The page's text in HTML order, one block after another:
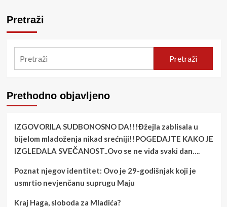
Pretraži
Pretraži
Prethodno objavljeno
IZGOVORILA SUDBONOSNO DA!!!Đžejla zablisala u
bijelom mladoženja nikad srećniji!!POGEDAJTE KAKO JE
IZGLEDALA SVEČANOST..Ovo se ne viđa svaki dan….
Poznat njegov identitet: Ovo je 29-godišnjak koji je
usmrtio nevjenčanu suprugu Maju
Kraj Haga, sloboda za Mladića?